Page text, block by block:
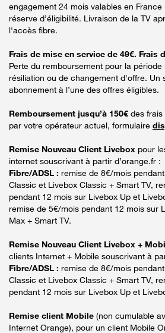
engagement 24 mois valables en
réserve d’éligibilité. Livraison de la TV
l'accès fibre.
Frais de mise en service de 49€. Frais
Perte du remboursement pour la
résiliation ou de changement d'offre. Un
abonnement à l’une des offres éligibles.
Remboursement jusqu’à 150€ des
par votre opérateur actuel, formulaire
Remise Nouveau Client Livebox pour
internet souscrivant à partir d’orange.fr :
Fibre/ADSL : remise de 8€/mois
Classic et Livebox Classic + Smart TV,
pendant 12 mois sur Livebox Up et
remise de 5€/mois pendant 12 mois sur
Max + Smart TV.
Remise Nouveau Client Livebox +
clients Internet + Mobile souscrivant à
Fibre/ADSL : remise de 8€/mois
Classic et Livebox Classic + Smart TV,
pendant 12 mois sur Livebox Up et
Remise client Mobile (non cumulable
Internet Orange), pour un client Mobile